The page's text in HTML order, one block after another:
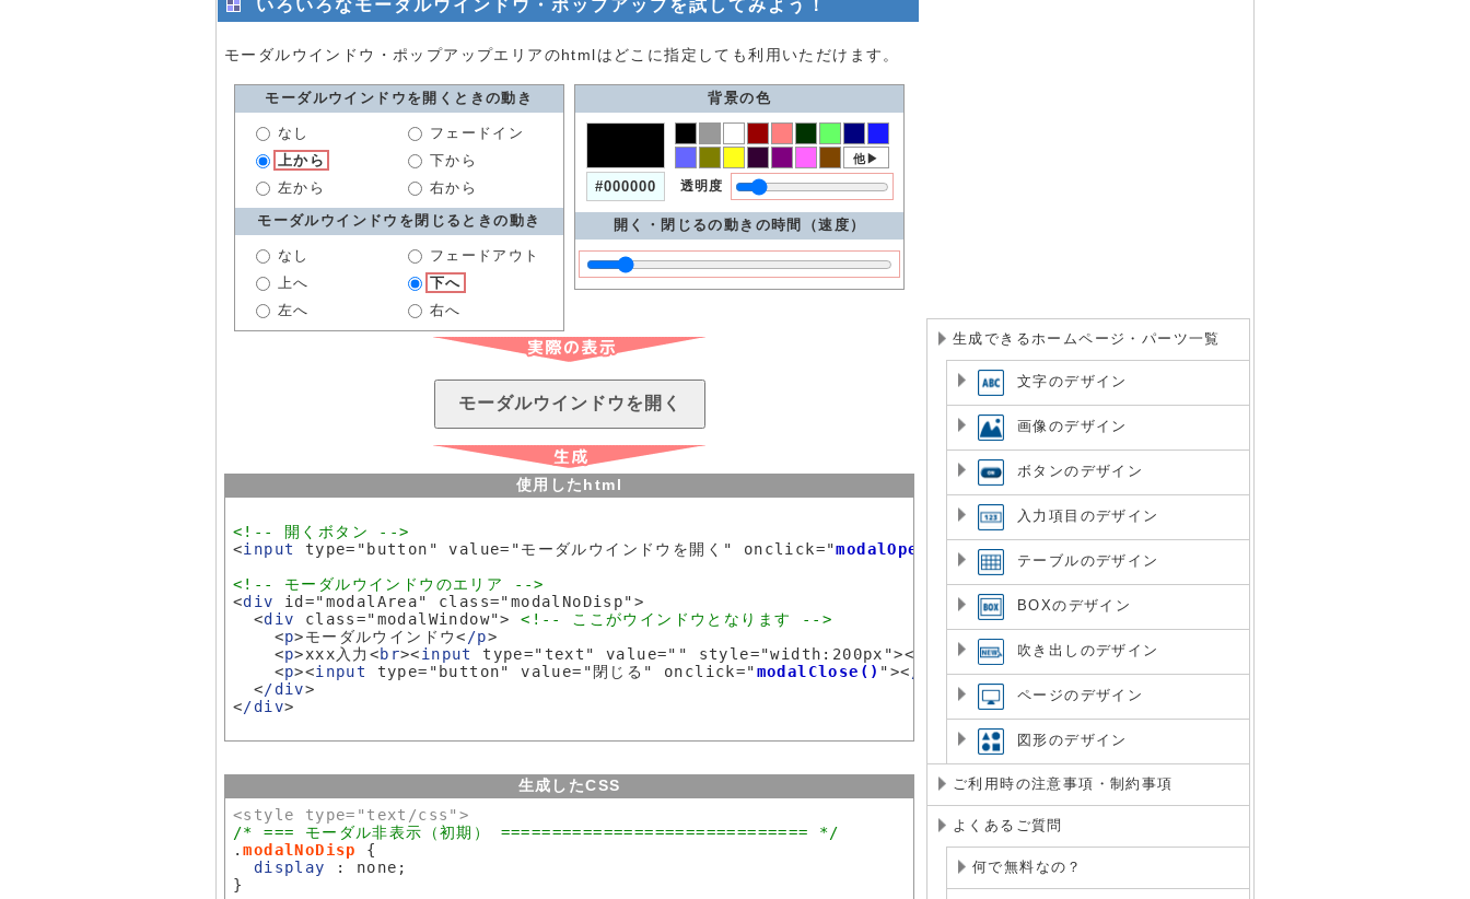
いろいろなモーダルウインドウ・ポップアップを試してみよう！
モーダルウインドウ・ポップアップエリアのhtmlはどこに指定しても利用いただけます。
モーダルウインドウを開くときの動き
なし
フェードイン
上から
下から
左から
右から
モーダルウインドウを閉じるときの動き
なし
フェードアウト
上へ
下へ
左へ
右へ
背景の色
他▶
透明度
開く・閉じるの動きの時間（速度）
使用したhtml
<!-- 開くボタン -->
<input type="button" value="モーダルウインドウを開く" onclick="modalOpen()
">
<!-- モーダルウインドウのエリア -->
<div
id="modalArea" class="modalNoDisp">
  <
div class="modalWindow"> <!-- ここがウインドウとなります -->
    <
p>モーダルウインドウ< /p>
    <
p>xxx入力<br><input type="text" value="" style="width:200px"><
    <
p><input type="button" value="閉じる" onclick="modalClose() "><
  <
/div>
</div>
生成したCSS
<style type="text/css">
/* === モーダル非表示（初期） ============================== */
.modalNoDisp
{
display
: none;
}
生成できるホームページ・パーツ一覧
文字のデザイン
画像のデザイン
ボタンのデザイン
入力項目のデザイン
テーブルのデザイン
BOXのデザイン
吹き出しのデザイン
ページのデザイン
図形のデザイン
ご利用時の注意事項・制約事項
よくあるご質問
何で無料なの？